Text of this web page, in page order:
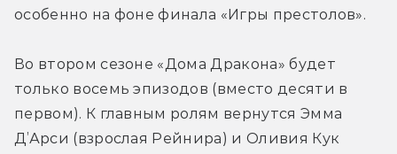
особенно на фоне финала «Игры престолов».
Во втором сезоне «Дома Дракона» будет
только восемь эпизодов (вместо десяти в
первом). К главным ролям вернутся Эмма
Д’Арси (взрослая Рейнира) и Оливия Кук